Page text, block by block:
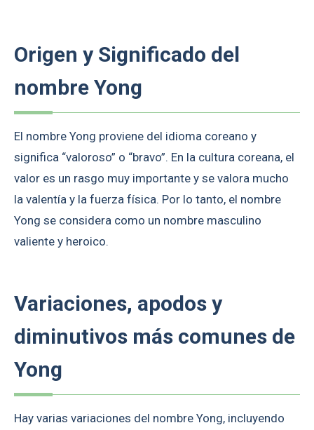
Origen y Significado del
nombre Yong
El nombre Yong proviene del idioma coreano y
significa “valoroso” o “bravo”. En la cultura coreana, el
valor es un rasgo muy importante y se valora mucho
la valentía y la fuerza física. Por lo tanto, el nombre
Yong se considera como un nombre masculino
valiente y heroico.
Variaciones, apodos y
diminutivos más comunes de
Yong
Hay varias variaciones del nombre Yong, incluyendo